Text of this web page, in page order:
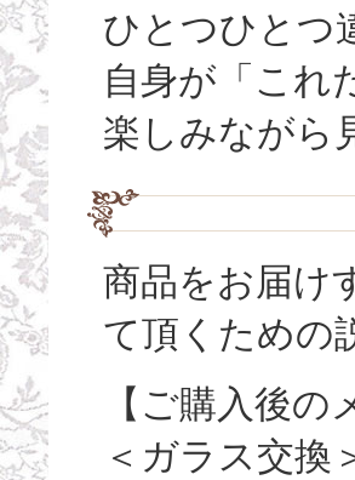
ひとつひとつ
自身が「これ
楽しみながら
商品をお届け
て頂くための
【ご購入後
＜ガラス交換